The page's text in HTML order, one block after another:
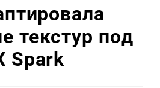
текстур под
Spark